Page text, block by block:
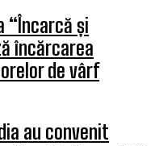
“Încarcă și
încărcarea
de vârf
au convenit